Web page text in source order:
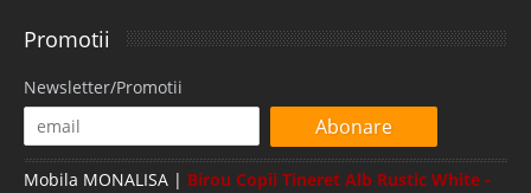
Promotii
Newsletter/Promotii
Abonare
Mobila MONALISA | Birou Copii Tineret Alb Rustic White -